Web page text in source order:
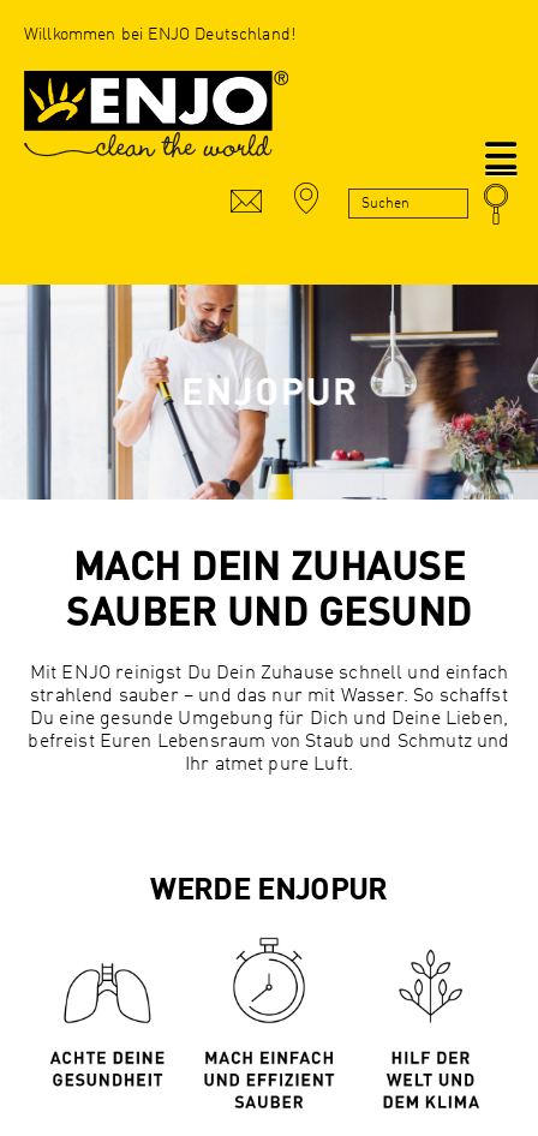
Willkommen bei ENJO Deutschland!
MACH DEIN ZUHAUSE
SAUBER UND GESUND
Mit ENJO reinigst Du Dein Zuhause schnell und einfach
strahlend sauber – und das nur mit Wasser. So schaffst
Du eine gesunde Umgebung für Dich und Deine Lieben,
befreist Euren Lebensraum von Staub und Schmutz und
Ihr atmet pure Luft.
WERDE ENJOPUR